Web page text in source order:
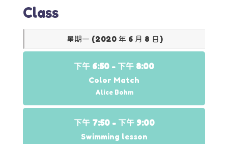
Class
星期一 (2020 年 6 月 8 日)
下午 6:50 - 下午 8:00
Color Match
Alice Bohm
下午 7:50 - 下午 9:00
Swimming lesson